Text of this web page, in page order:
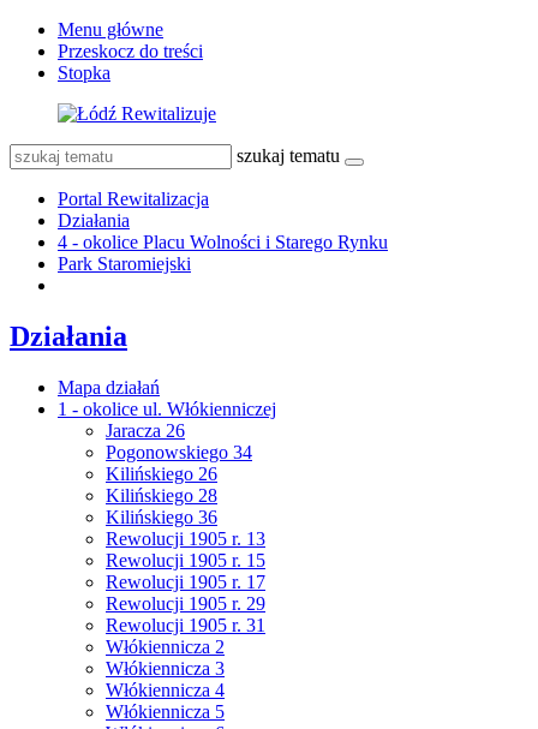
Menu główne
Przeskocz do treści
Stopka
szukaj tematu
Portal Rewitalizacja
Działania
4 - okolice Placu Wolności i Starego Rynku
Park Staromiejski
Działania
Mapa działań
1 - okolice ul. Włókienniczej
Jaracza 26
Pogonowskiego 34
Kilińskiego 26
Kilińskiego 28
Kilińskiego 36
Rewolucji 1905 r. 13
Rewolucji 1905 r. 15
Rewolucji 1905 r. 17
Rewolucji 1905 r. 29
Rewolucji 1905 r. 31
Włókiennicza 2
Włókiennicza 3
Włókiennicza 4
Włókiennicza 5